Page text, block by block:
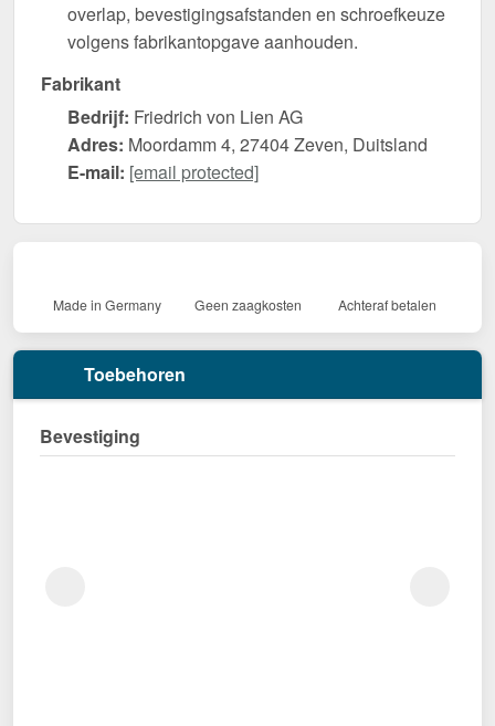
overlap, bevestigingsafstanden en schroefkeuze
volgens fabrikantopgave aanhouden.
Fabrikant
Bedrijf: Friedrich von Lien AG
Adres: Moordamm 4, 27404 Zeven, Duitsland
E-mail: [email protected]
Made in Germany Geen zaagkosten Achteraf betalen
Toebehoren
Bevestiging